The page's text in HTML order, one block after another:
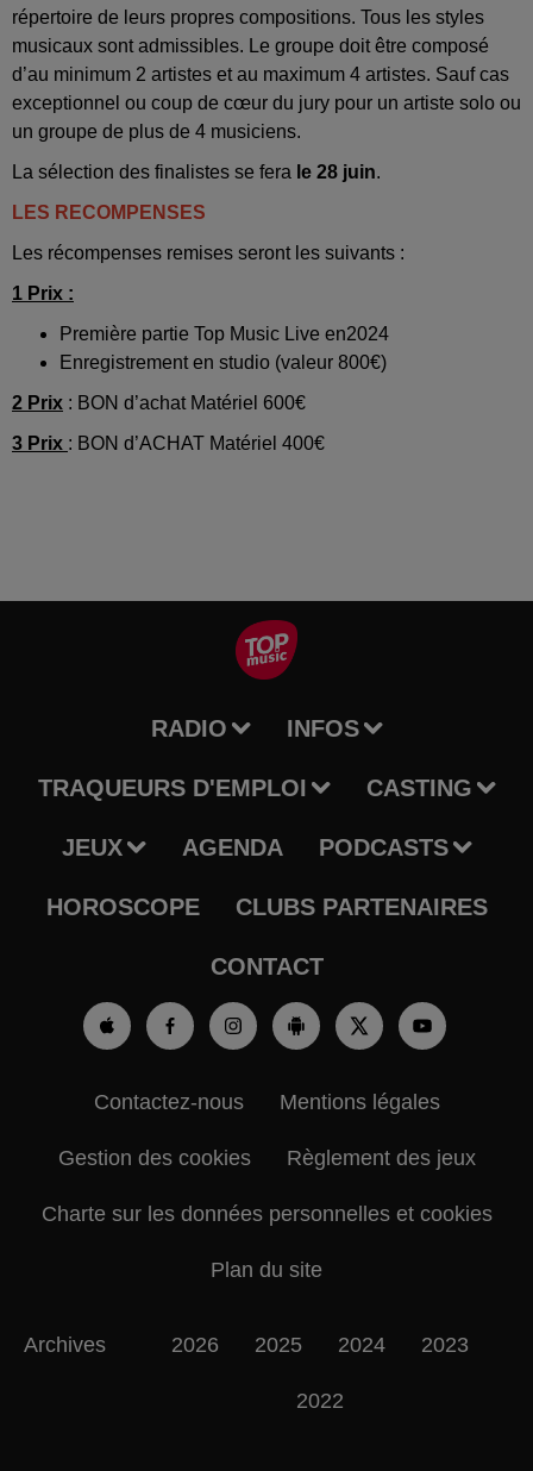
répertoire de leurs propres compositions. Tous les styles
musicaux sont admissibles. Le groupe doit être composé
d’au minimum 2 artistes et au maximum 4 artistes. Sauf cas
exceptionnel ou coup de cœur du jury pour un artiste solo ou
un groupe de plus de 4 musiciens.
La sélection des finalistes se fera le 28 juin.
LES RECOMPENSES
Les récompenses remises seront les suivants :
1 Prix :
Première partie Top Music Live en2024
Enregistrement en studio (valeur 800€)
2 Prix : BON d’achat Matériel 600€
3 Prix : BON d’ACHAT Matériel 400€
RADIO INFOS
TRAQUEURS D'EMPLOI CASTING
JEUX AGENDA PODCASTS
HOROSCOPE CLUBS PARTENAIRES
CONTACT
Contactez-nous Mentions légales
Gestion des cookies Règlement des jeux
Charte sur les données personnelles et cookies
Plan du site
Archives 2026 2025 2024 2023
2022